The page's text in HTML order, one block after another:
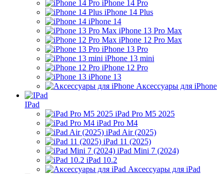
iPhone 14 Pro
iPhone 14 Plus
iPhone 14
iPhone 13 Pro Max
iPhone 12 Pro Max
iPhone 13 Pro
iPhone 13 mini
iPhone 12 Pro
iPhone 13
Аксессуары для iPhone
IPad
iPad Pro M5 2025
iPad Pro M4
iPad Air (2025)
iPad 11 (2025)
iPad Mini 7 (2024)
iPad 10.2
Аксессуары для iPad